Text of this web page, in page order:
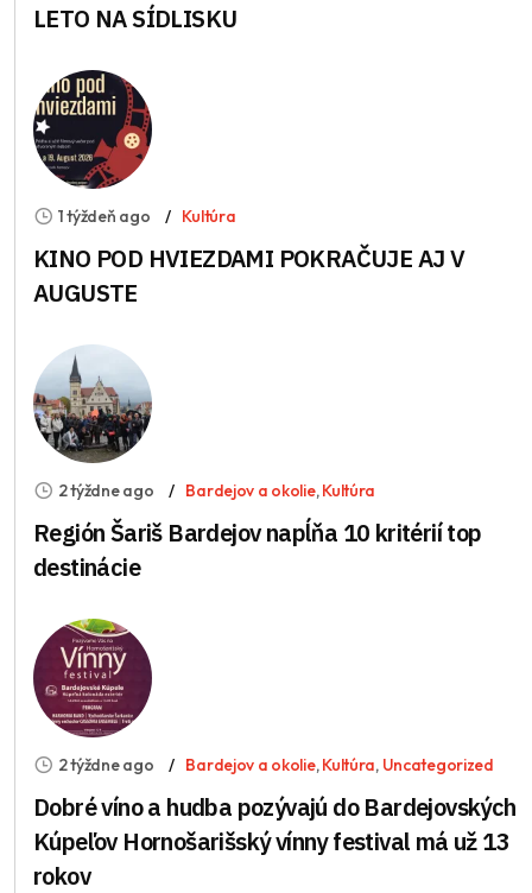
LETO NA SÍDLISKU
1 týždeň ago Kultúra
KINO POD HVIEZDAMI POKRAČUJE AJ V
AUGUSTE
2 týždne ago Bardejov a okolie,Kultúra
Región Šariš Bardejov napĺňa 10 kritérií top
destinácie
2 týždne ago Bardejov a okolie,Kultúra, Uncategorized
Dobré víno a hudba pozývajú do Bardejovských
Kúpeľov Hornošarišský vínny festival má už 13
rokov